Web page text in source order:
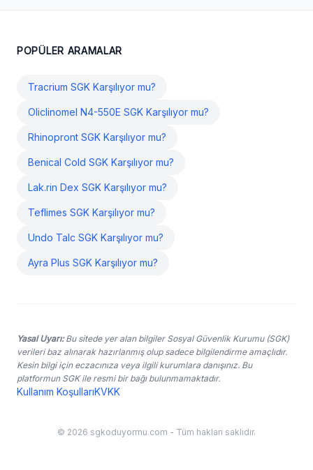
POPÜLER ARAMALAR
Tracrium SGK Karşılıyor mu?
Oliclinomel N4-550E SGK Karşılıyor mu?
Rhinopront SGK Karşılıyor mu?
Benical Cold SGK Karşılıyor mu?
Lak.rin Dex SGK Karşılıyor mu?
Teflimes SGK Karşılıyor mu?
Undo Talc SGK Karşılıyor mu?
Ayra Plus SGK Karşılıyor mu?
Yasal Uyarı:Bu sitede yer alan bilgiler Sosyal Güvenlik Kurumu (SGK)
verileri baz alınarak hazırlanmış olup sadece bilgilendirme amaçlıdır.
Kesin bilgi için eczacınıza veya ilgili kurumlara danışınız. Bu
platformun SGK ile resmi bir bağı bulunmamaktadır.
Kullanım KoşullarıKVKK
© 2026 sgkoduyormu.com - Tüm hakları saklıdır.